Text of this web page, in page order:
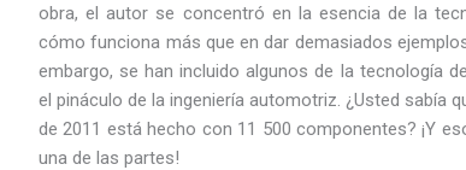
obra, el autor se concentró en la esencia de la
cómo funciona más que en dar demasiados
embargo, se han incluido algunos de la tecnología
el pináculo de la ingeniería automotriz. ¿Usted sabía
de 2011 está hecho con 11 500 componentes? ¡Y
una de las partes!